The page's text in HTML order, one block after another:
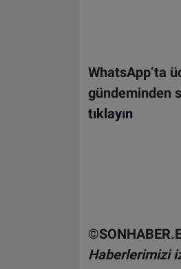
WhatsApp’ta
gündeminden
tıklayın
Haberlerimizi